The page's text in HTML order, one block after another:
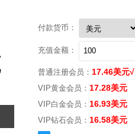
付款货币：
充值金额：
普通注册会员： 17.46美元√
VIP黄金会员： 17.28美元
VIP白金会员： 16.93美元
VIP钻石会员： 16.58美元